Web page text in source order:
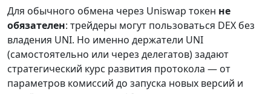
Для обычного обмена через Uniswap токен не
обязателен: трейдеры могут пользоваться DEX без
владения UNI. Но именно держатели UNI
(самостоятельно или через делегатов) задают
стратегический курс развития протокола — от
параметров комиссий до запуска новых версий и